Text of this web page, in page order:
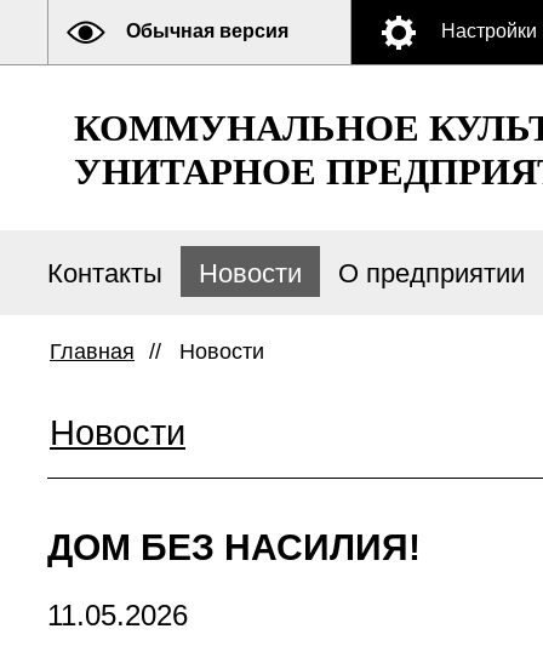
Обычная версия Настройки
КОММУНАЛЬНОЕ
УНИТАРНОЕ
Контакты Новости О предприятии
Главная // Новости
Новости
ДОМ БЕЗ НАСИЛИЯ!
11.05.2026